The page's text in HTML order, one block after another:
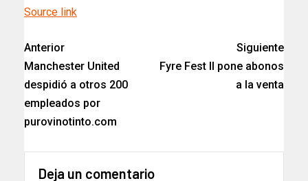
Source link
Anterior
Manchester United
despidió a otros 200
empleados por
purovinotinto.com
Siguiente
Fyre Fest II pone abonos
a la venta
Deja un comentario